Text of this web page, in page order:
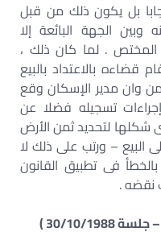
بل يكون ذلك من قبل
وبين الجهة البائعة إلا
المختص . لما كان ذلك ،
بالاعتداد بالبيع
وان مدير الإسكان وقع
تسجيله فضلا عن
شكلها لتحديد ثمن الأرض
البيع – ورتب على ذلك لا
فى تطبيق القانون
نقضه .